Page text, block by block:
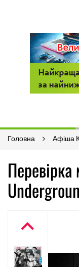
Головна Афіша
Перевірка